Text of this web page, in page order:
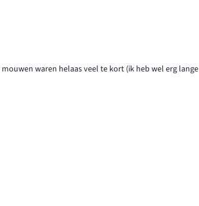
waren helaas veel te kort (ik heb wel erg lange